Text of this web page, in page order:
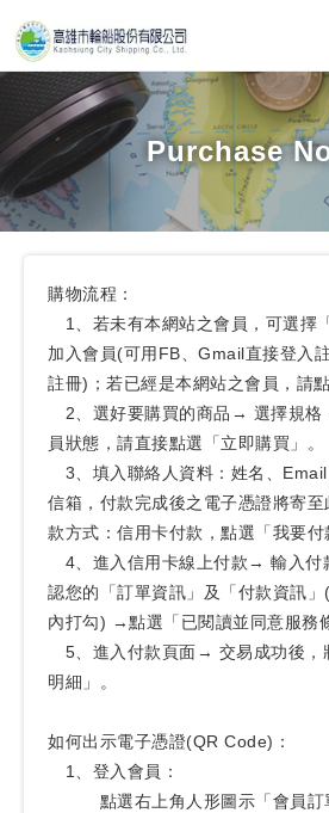
Purchase
購物流程：
1、若未有本網站之會員，可選擇
加入會員(可用FB、Gmail直接登入
註冊)；若已經是本網站之會員，請點
2、選好要購買的商品→ 選擇規格
員狀態，請直接點選「立即購買」。
3、填入聯絡人資料：姓名、
信箱，付款完成後之電子憑證將寄
款方式：信用卡付款，點選「我要付
4、進入信用卡線上付款→ 輸入付
認您的「訂單資訊」及「付款資訊
內打勾) →點選「已閱讀並同意服務
5、進入付款頁面→ 交易成功後，
明細」。
如何出示電子憑證(QR Code)：
1、登入會員：
點選右上角人形圖示「會員訂